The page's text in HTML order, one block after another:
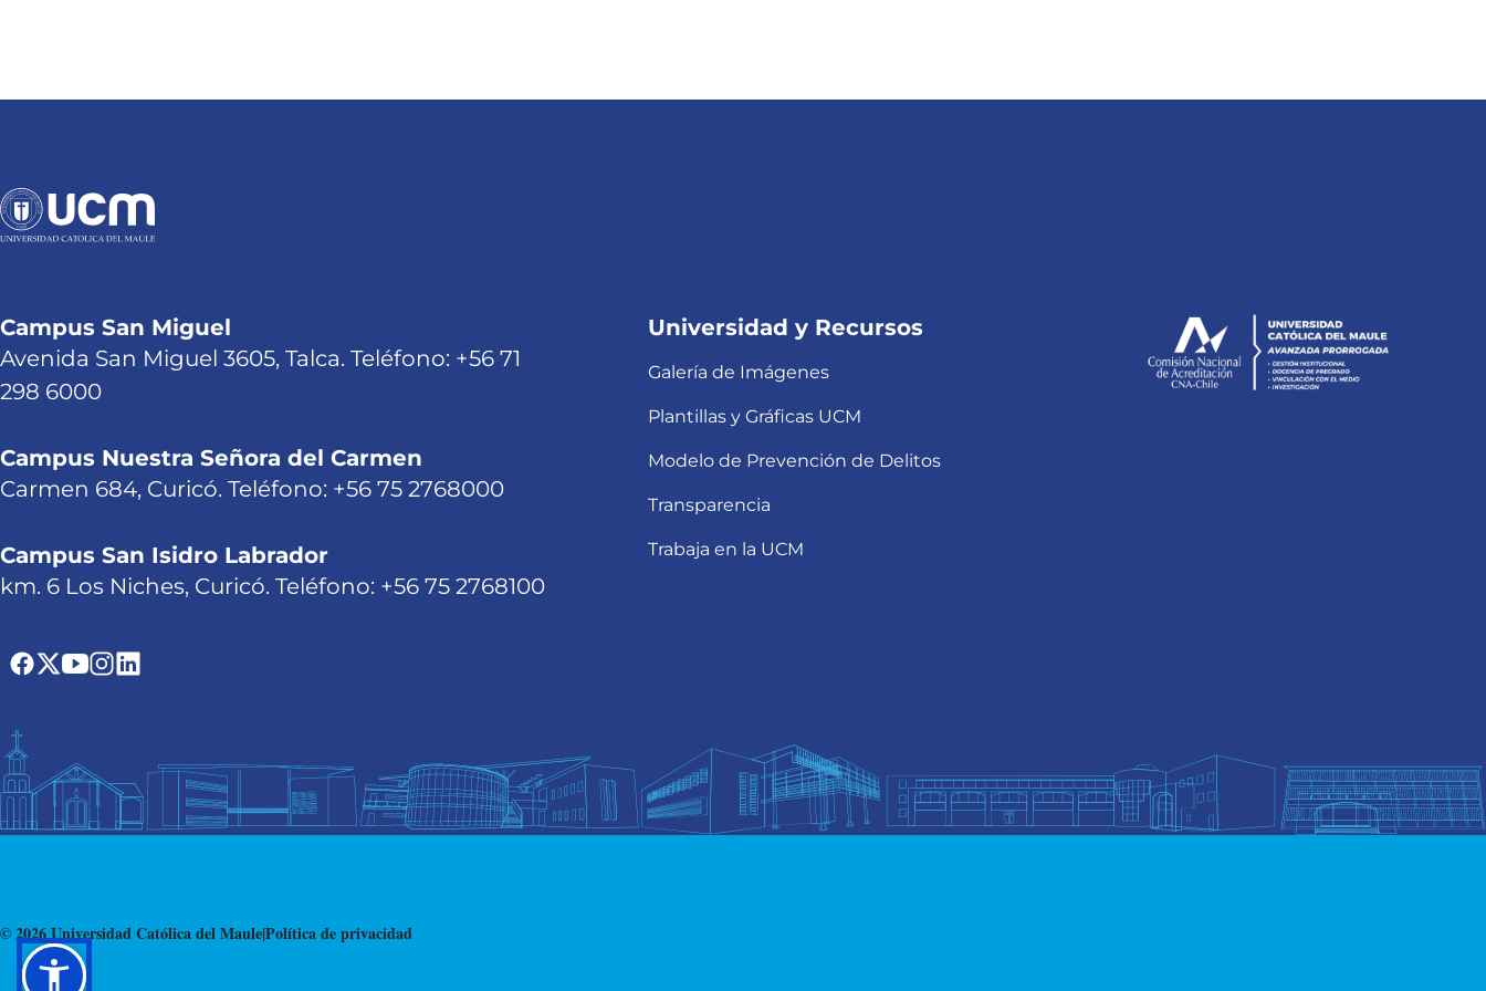
Campus San Miguel
Avenida San Miguel 3605, Talca. Teléfono: +56 71
298 6000
Campus Nuestra Señora del Carmen
Carmen 684, Curicó. Teléfono: +56 75 2768000
Campus San Isidro Labrador
km. 6 Los Niches, Curicó. Teléfono: +56 75 2768100
Universidad y Recursos
Galería de Imágenes
Plantillas y Gráficas UCM
Modelo de Prevención de Delitos
Transparencia
Trabaja en la UCM
© 2026 Universidad Católica del Maule|Política de privacidad